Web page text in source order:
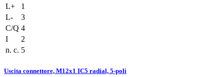
L+
1
L-
3
C/Q 4
I
2
n. c. 5
Uscita connettore, M12x1 IC5 radial, 5-poli